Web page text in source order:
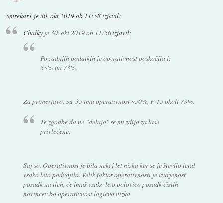
Smrekar1 je30. okt 2019 ob 11:58izjavil:
Chalkyje30. okt 2019 ob 11:56izjavil:
Po zadnjih podatkih je operativnost poskočila iz
55% na 73%.
Za primerjavo, Su-35 ima operativnost ~50%, F-15 okoli 78%.
Te zgodbe da ne "delajo" se mi zdijo za lase
privlečene.
Saj so. Operativnost je bila nekaj let nizka ker se je število letal
vsako leto podvojilo. Velik faktor operativnosti je izurjenost
posadk na tleh, če imaš vsako leto polovico posadk čistih
novincev bo operativnost logično nizka.